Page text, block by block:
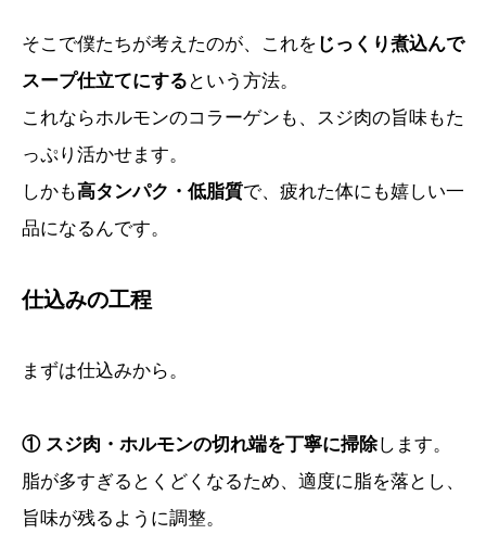
そこで僕たちが考えたのが、これを じっくり煮込んで
スープ仕立てにする という方法。
これならホルモンのコラーゲンも、スジ肉の旨味もた
っぷり活かせます。
しかも高タンパク・低脂質で、疲れた体にも嬉しい一
品になるんです。
仕込みの工程
まずは仕込みから。
① スジ肉・ホルモンの切れ端を丁寧に掃除します。
脂が多すぎるとくどくなるため、適度に脂を落とし、
旨味が残るように調整。